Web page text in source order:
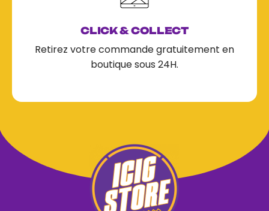
CLICK & COLLECT
Retirez votre commande gratuitement en
boutique sous 24H.